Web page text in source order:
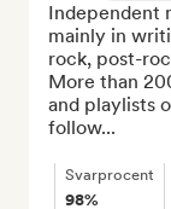
Independent
mainly in
rock, post-
More than
and playlists
follow...
Svarprocent
98%